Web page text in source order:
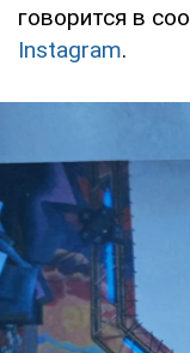
говорится в
Instagram.